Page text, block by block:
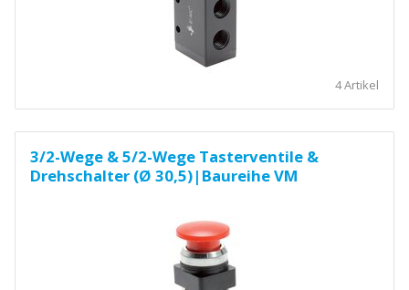
4 Artikel
3/2-Wege & 5/2-Wege Tasterventile &
Drehschalter (Ø 30,5)|Baureihe VM